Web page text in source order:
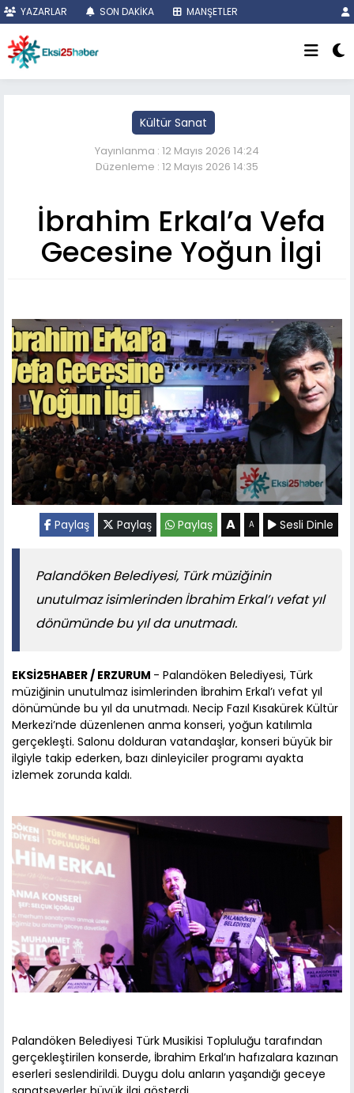
YAZARLAR SON DAKİKA MANŞETLER
Kültür Sanat
Yayınlanma : 12 Mayıs 2026 14:24
Düzenleme : 12 Mayıs 2026 14:35
İbrahim Erkal’a Vefa
Gecesine Yoğun İlgi
Paylaş Paylaş Paylaş A A Sesli Dinle
Palandöken Belediyesi, Türk müziğinin
unutulmaz isimlerinden İbrahim Erkal’ı vefat yıl
dönümünde bu yıl da unutmadı.
EKSİ25HABER / ERZURUM - Palandöken Belediyesi, Türk
müziğinin unutulmaz isimlerinden İbrahim Erkal’ı vefat yıl
dönümünde bu yıl da unutmadı. Necip Fazıl Kısakürek Kültür
Merkezi’nde düzenlenen anma konseri, yoğun katılımla
gerçekleşti. Salonu dolduran vatandaşlar, konseri büyük bir
ilgiyle takip ederken, bazı dinleyiciler programı ayakta
izlemek zorunda kaldı.
Palandöken Belediyesi Türk Musikisi Topluluğu tarafından
gerçekleştirilen konserde, İbrahim Erkal’ın hafızalara kazınan
eserleri seslendirildi. Duygu dolu anların yaşandığı geceye